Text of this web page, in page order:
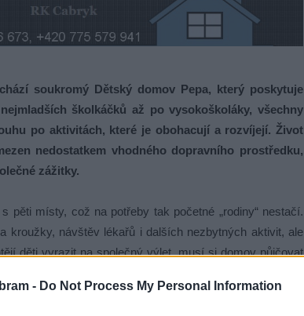
- Do Not Process My Personal Information
soukromý Dětský domov Pepa, který poskytuje
školkáčků až po vysokoškoláky, všechny
po aktivitách, které je obohacují a rozvíjejí. Život
nedostatkem vhodného dopravního prostředku,
zážitky.
pěti místy, což na potřeby tak početné „rodiny“ nestačí.
kroužky, návštěv lékařů i dalších nezbytných aktivit, ale
děti vyrazit na společný výlet, musí si domov půjčovat
Tyto peníze by však mohly být využity lépe – například